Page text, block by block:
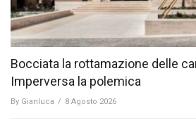
Bocciata la rottamazione delle
Imperversa la polemica
By Gianluca / 8 Agosto 2026